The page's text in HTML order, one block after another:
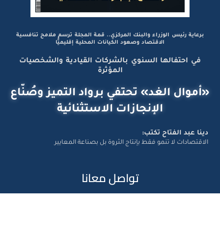
برعاية رئيس الوزراء والبنك المركزي.. قمة المجلة ترسم ملامح تنافسية
الاقتصاد وصعود الكيانات المحلية إقليميًّا
في احتفالها السنوي بالشركات القيادية والشخصيات
المؤثرة
«أموال الغد» تحتفي برواد التميز وصُنّاع
الإنجازات الاستثنائية
دينا عبد الفتاح تكتب:
الاقتصادات لا تنمو فقط بإنتاج الثروة بل بصناعة المعايير
تواصل معانا